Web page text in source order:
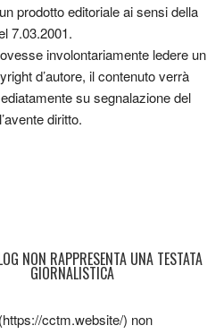
prodotto editoriale ai sensi della
7.03.2001.
involontariamente ledere un
d’autore, il contenuto verrà
su segnalazione del
diritto.
NON RAPPRESENTA UNA TESTATA
GIORNALISTICA
cctm.website/) non